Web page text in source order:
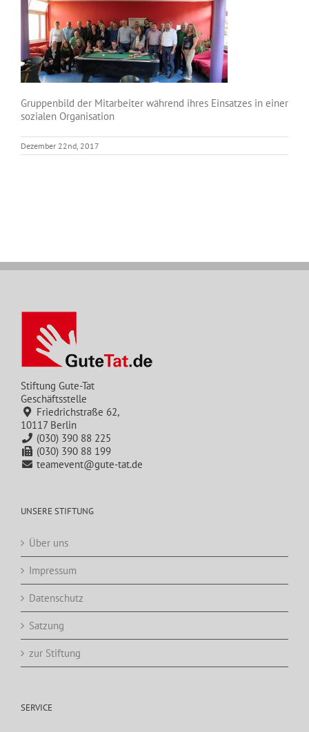
Gruppenbild der Mitarbeiter während ihres Einsatzes in einer
sozialen Organisation
Dezember 22nd, 2017
Stiftung Gute-Tat
Geschäftsstelle
Friedrichstraße 62,
10117 Berlin
(030) 390 88 225
(030) 390 88 199
teamevent@gute-tat.de
UNSERE STIFTUNG
Über uns
Impressum
Datenschutz
Satzung
zur Stiftung
SERVICE